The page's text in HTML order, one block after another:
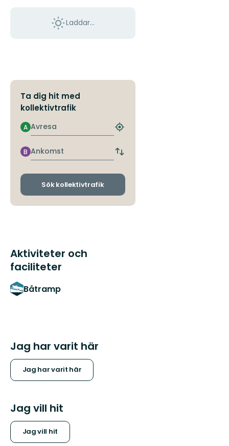
Laddar...
Ta dig hit med
kollektivtrafik
Avresa
A
Hitta
hållplats
Ankomst
B
Byt
och
Sök kollektivtrafik
Aktiviteter och
faciliteter
Båtramp
Jag har varit här
Jag har varit här
Jag vill hit
Jag vill hit